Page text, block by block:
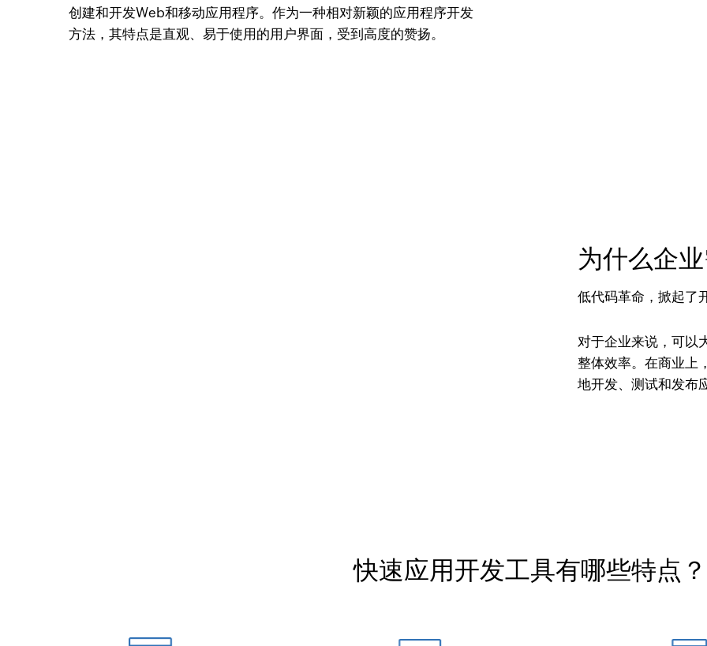
创建和开发Web和移动应用程序。作为一种相对新颖的应用程序开发
方法，其特点是直观、易于使用的用户界面，受到高度的赞扬。
为什么企
低代码革命，掀起了
对于企业来说，可以
整体效率。在商业上
地开发、测试和发布
快速应用开发工具有哪些特点？